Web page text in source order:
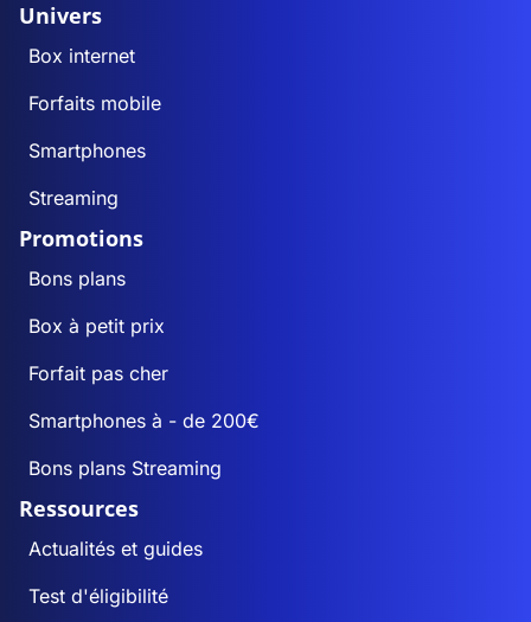
Univers
Box internet
Forfaits mobile
Smartphones
Streaming
Promotions
Bons plans
Box à petit prix
Forfait pas cher
Smartphones à - de 200€
Bons plans Streaming
Ressources
Actualités et guides
Test d'éligibilité